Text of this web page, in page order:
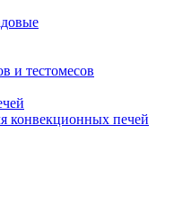
и тестомесов
конвекционных печей